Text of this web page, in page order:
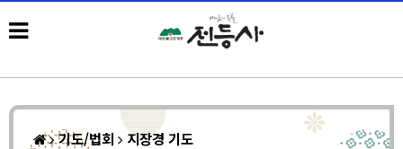
기도/법회 지장경 기도